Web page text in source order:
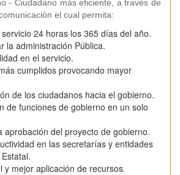
‐ Ciudadano más eficiente, a través de
el cual permita:
24 horas los 365 días del año.
la administración Pública.
en el servicio.
cumplidos provocando mayor
de los ciudadanos hacia el gobierno.
de funciones de gobierno en un solo
aprobación del proyecto de gobierno.
en las secretarías y entidades
y mejor aplicación de recursos.